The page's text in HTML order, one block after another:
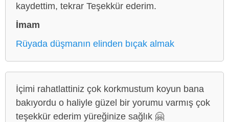
kaydettim, tekrar Teşekkür ederim.
İmam
Rüyada düşmanın elinden bıçak almak
İçimi rahatlattiniz çok korkmustum koyun bana
bakıyordu o haliyle güzel bir yorumu varmış çok
teşekkür ederim yüreğinize sağlık 🤗